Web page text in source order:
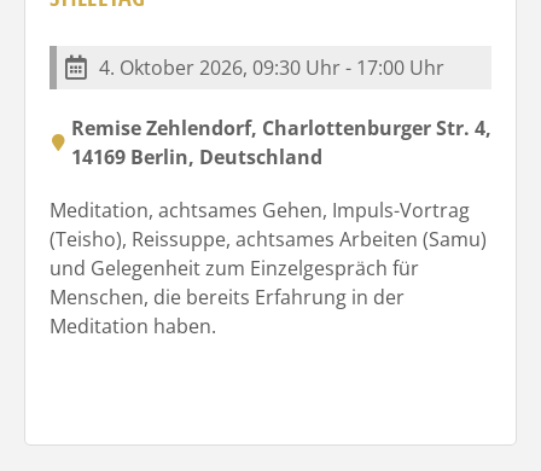
4. Oktober 2026, 09:30 Uhr - 17:00 Uhr
Remise Zehlendorf, Charlottenburger Str. 4,
14169 Berlin, Deutschland
Meditation, achtsames Gehen, Impuls-Vortrag
(Teisho), Reissuppe, achtsames Arbeiten (Samu)
und Gelegenheit zum Einzelgespräch für
Menschen, die bereits Erfahrung in der
Meditation haben.